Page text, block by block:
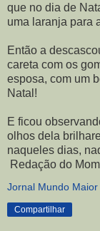
que no dia de
uma laranja para
Então a
careta com os
esposa, com um
Natal!
E ficou
olhos dela
naqueles dias,
Redação do
Jornal Mundo Maior
Compartilhar